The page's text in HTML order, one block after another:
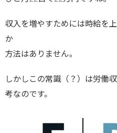
収入を増やすためには時給を
か
方法はありません。
しかしこの常識（？）は労働
考なのです。